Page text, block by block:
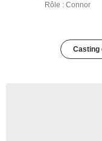
Rôle : Connor
Casting